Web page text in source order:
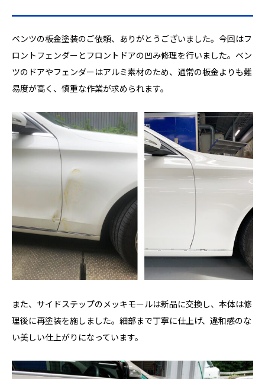
ベンツの板金塗装のご依頼、ありがとうございました。今回はフ
ロントフェンダーとフロントドアの凹み修理を行いました。ベン
ツのドアやフェンダーはアルミ素材のため、通常の板金よりも難
易度が高く、慎重な作業が求められます。
また、サイドステップのメッキモールは新品に交換し、本体は修
理後に再塗装を施しました。細部まで丁寧に仕上げ、違和感のな
い美しい仕上がりになっています。